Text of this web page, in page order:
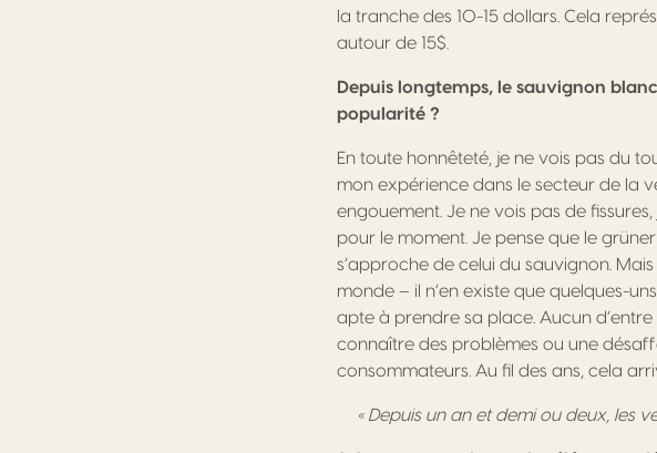
la tranche des 10-15 dollars. Cela
autour de 15$.
Depuis longtemps, le sauvignon
popularité ?
En toute honnêteté, je ne vois pas du
mon expérience dans le secteur de la
engouement. Je ne vois pas de
pour le moment. Je pense que le
s’approche de celui du sauvignon.
monde – il n’en existe que quelques-
apte à prendre sa place. Aucun
connaître des problèmes ou une
consommateurs. Au fil des ans, cela
« Depuis un an et demi ou deux, les